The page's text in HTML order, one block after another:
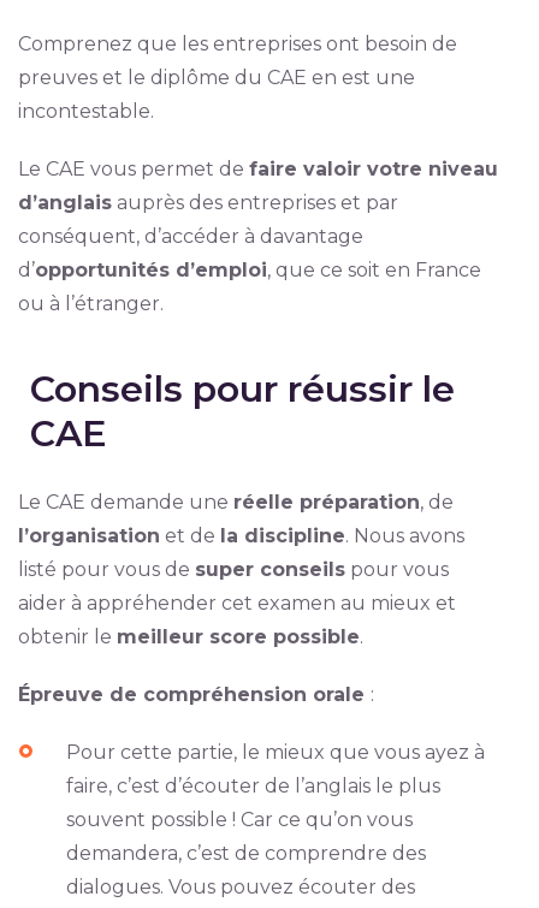
Comprenez que les entreprises ont besoin de
preuves et le diplôme du CAE en est une
incontestable.
Le CAE vous permet de faire valoir votre niveau
d’anglaisauprès des entreprises et par
conséquent, d’accéder à davantage
d’opportunités d’emploi, que ce soit en France
ou à l’étranger.
Conseils pour réussir le
CAE
Le CAE demande une réelle préparation, de
l’organisation et de la discipline. Nous avons
listé pour vous de super conseilspour vous
aider à appréhender cet examen au mieux et
obtenir le meilleur score possible.
Épreuve de compréhension orale :
Pour cette partie, le mieux que vous ayez à
faire, c’est d’écouter de l’anglais le plus
souvent possible ! Car ce qu’on vous
demandera, c’est de comprendre des
dialogues. Vous pouvez écouter des